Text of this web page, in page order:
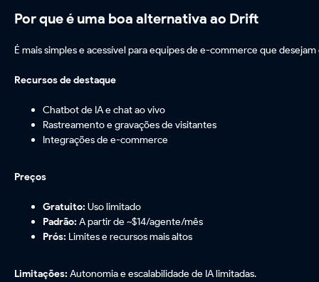
Por que é uma boa alternativa ao Drift
É mais simples e acessível para equipes de e-commerce que
Recursos de destaque
Chatbot de IA e chat ao vivo
Rastreamento e gravações de visitantes
Integrações de e-commerce
Preços
Gratuito: Uso limitado
Padrão: A partir de ~$14/agente/mês
Prós: Limites e recursos mais altos
Limitações: Autonomia e escalabilidade de IA limitadas.